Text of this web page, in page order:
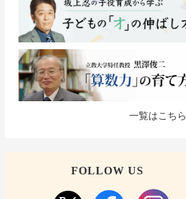
一覧はこちら
FOLLOW US